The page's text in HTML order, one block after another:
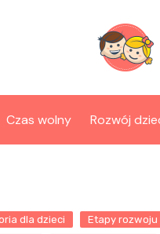
Czas wolny Rozwój
dla dzieci Etapy rozwoju